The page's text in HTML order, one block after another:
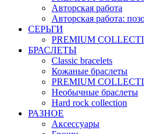
Авторская работа
Авторская работа:
СЕРЬГИ
PREMIUM
БРАСЛЕТЫ
Classic bracelets
Кожаные браслеты
PREMIUM
Необычные браслеты
Hard rock collection
РАЗНОЕ
Аксессуары